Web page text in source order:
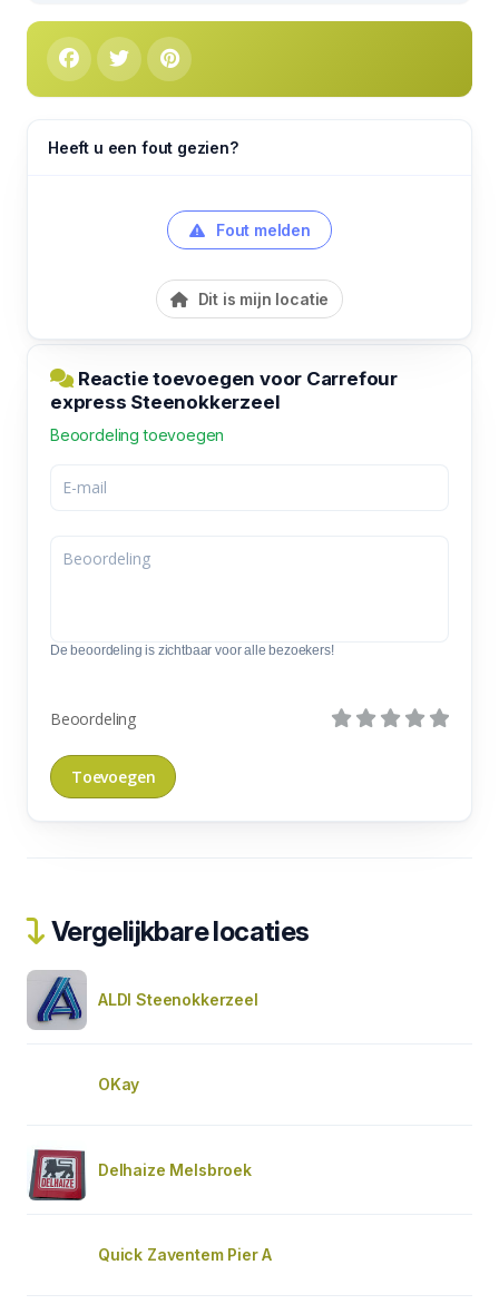
Heeft u een fout gezien?
Fout melden
Dit is mijn locatie
Reactie toevoegen voor Carrefour
express Steenokkerzeel
Beoordeling toevoegen
De beoordeling is zichtbaar voor alle bezoekers!
Beoordeling
Vergelijkbare locaties
ALDI Steenokkerzeel
OKay
Delhaize Melsbroek
Quick Zaventem Pier A